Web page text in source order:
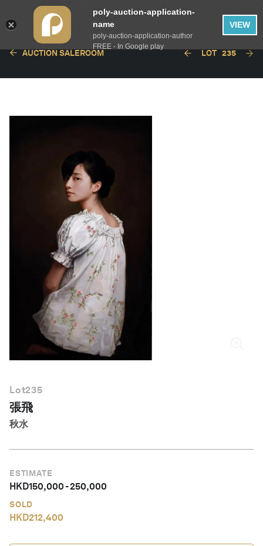
繁體中文
AUCTION SALEROOM LOT 235
Lot235
張飛
秋水
ESTIMATE
HKD150,000-250,000
SOLD
HKD212,400
poly-auction-application-
name
poly-auction-application-author
FREE - In Google play
VIEW